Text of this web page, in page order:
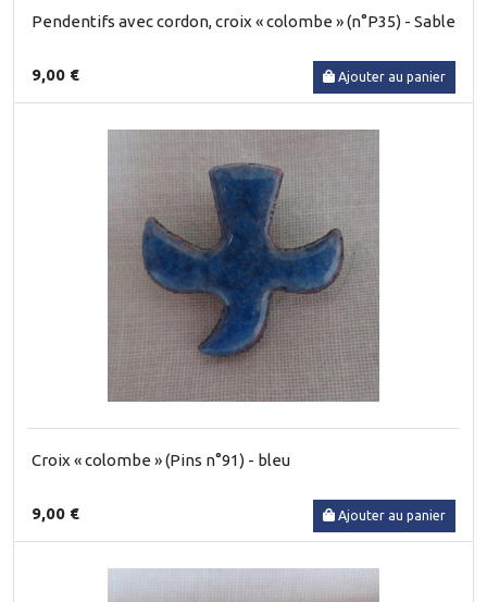
Pendentifs avec cordon, croix « colombe » (n°P35) - Sable
9,00 € Ajouter au panier
Croix « colombe » (Pins n°91) - bleu
9,00 € Ajouter au panier